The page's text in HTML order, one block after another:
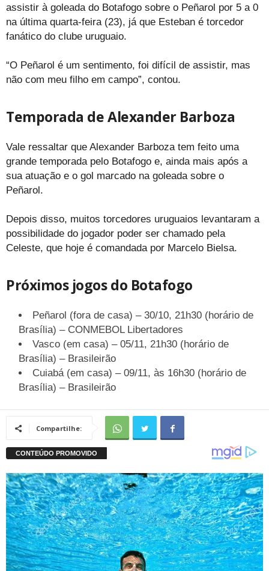
assistir à goleada do Botafogo sobre o Peñarol por 5 a 0
na última quarta-feira (23), já que Esteban é torcedor
fanático do clube uruguaio.
“O Peñarol é um sentimento, foi difícil de assistir, mas
não com meu filho em campo”, contou.
Temporada de Alexander Barboza
Vale ressaltar que Alexander Barboza tem feito uma
grande temporada pelo Botafogo e, ainda mais após a
sua atuação e o gol marcado na goleada sobre o
Peñarol.
Depois disso, muitos torcedores uruguaios levantaram a
possibilidade do jogador poder ser chamado pela
Celeste, que hoje é comandada por Marcelo Bielsa.
Próximos jogos do Botafogo
Peñarol (fora de casa) – 30/10, 21h30 (horário de
Brasília) – CONMEBOL Libertadores
Vasco (em casa) – 05/11, 21h30 (horário de
Brasília) – Brasileirão
Cuiabá (em casa) – 09/11, às 16h30 (horário de
Brasília) – Brasileirão
Compartilhe: